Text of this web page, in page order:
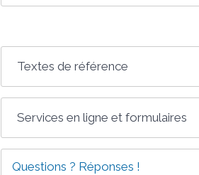
Textes de référence
Services en ligne et formulaires
Questions ? Réponses !